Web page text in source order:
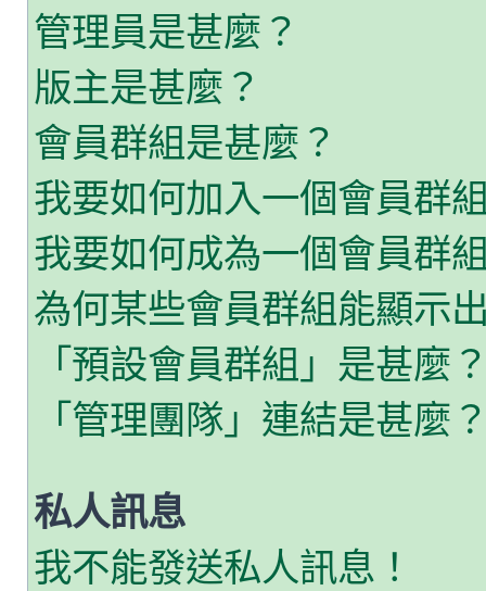
管理員是甚麼？
版主是甚麼？
會員群組是甚麼？
我要如何加入一個會員群
我要如何成為一個會員群
為何某些會員群組能顯示
「預設會員群組」是甚麼
「管理團隊」連結是甚麼
私人訊息
我不能發送私人訊息！